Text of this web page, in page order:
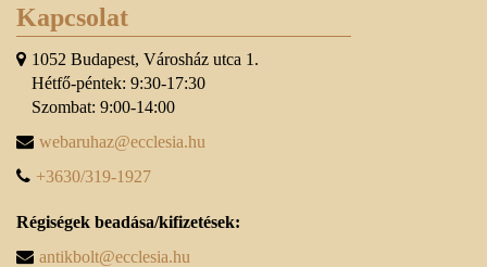
Kapcsolat
1052 Budapest, Városház utca 1.
Hétfő-péntek: 9:30-17:30
Szombat: 9:00-14:00
webaruhaz@ecclesia.hu
+3630/319-1927
Régiségek beadása/kifizetések:
antikbolt@ecclesia.hu